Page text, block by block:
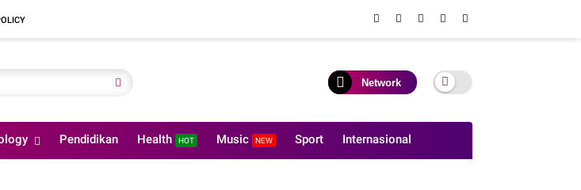
Network
Pendidikan Health HOT Music NEW Sport Internasional